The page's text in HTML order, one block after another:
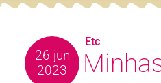
26 jun
2023
Etc